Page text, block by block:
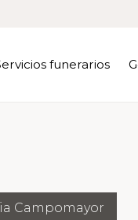
funerarios
Campomayor